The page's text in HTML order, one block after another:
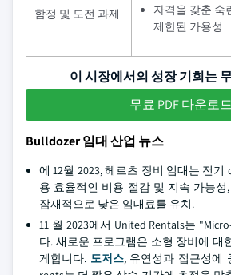
함정 및 도전 과제
자격을 갖춘 숙
제한된 가용성
이 시장에서의 성장 기회는
무료 PDF 다운로드
Bulldozer 임대 산업 뉴스
에 12월 2023, 헤르츠 장비 임대는 전기
용 효율적인 비용 절감 및 지속 가능성
잠재적으로 낮은 임대료를 유치.
11 월 2023에서 United Rentals는
다. 새로운 프로그램은 소형 장비에 대
게합니다. 도저스, 유연성과 접근성에